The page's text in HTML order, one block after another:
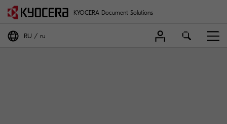
KYOCERA Document Solutions
RU ru